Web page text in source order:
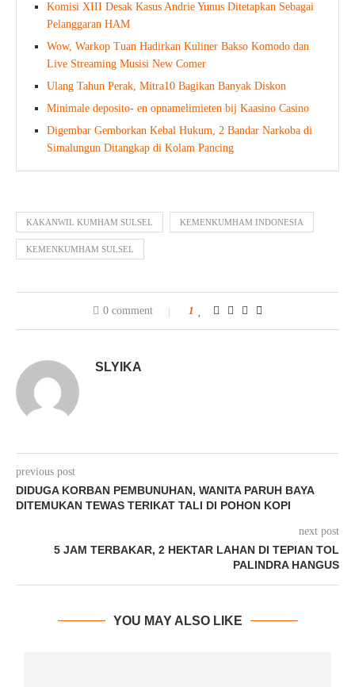
Komisi XIII Desak Kasus Andrie Yunus Ditetapkan Sebagai
Pelanggaran HAM
Wow, Warkop Tuan Hadirkan Kuliner Bakso Komodo dan
Live Streaming Musisi New Comer
Ulang Tahun Perak, Mitra10 Bagikan Banyak Diskon
Minimale deposito- en opnamelimieten bij Kaasino Casino
Digembar Gemborkan Kebal Hukum, 2 Bandar Narkoba di
Simalungun Ditangkap di Kolam Pancing
KAKANWIL KUMHAM SULSEL KEMENKUMHAM INDONESIA
KEMENKUMHAM SULSEL
0 comment 1
SLYIKA
previous post
DIDUGA KORBAN PEMBUNUHAN, WANITA PARUH BAYA
DITEMUKAN TEWAS TERIKAT TALI DI POHON KOPI
next post
5 JAM TERBAKAR, 2 HEKTAR LAHAN DI TEPIAN TOL
PALINDRA HANGUS
YOU MAY ALSO LIKE